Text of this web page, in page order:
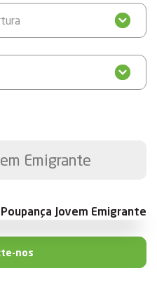
Emigrante
nos